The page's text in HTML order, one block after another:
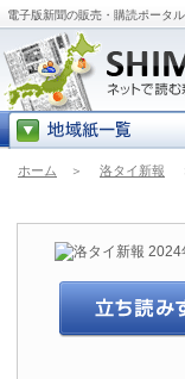
電子版新聞の販売・購読ポータ
ホーム ＞ 洛タイ新報